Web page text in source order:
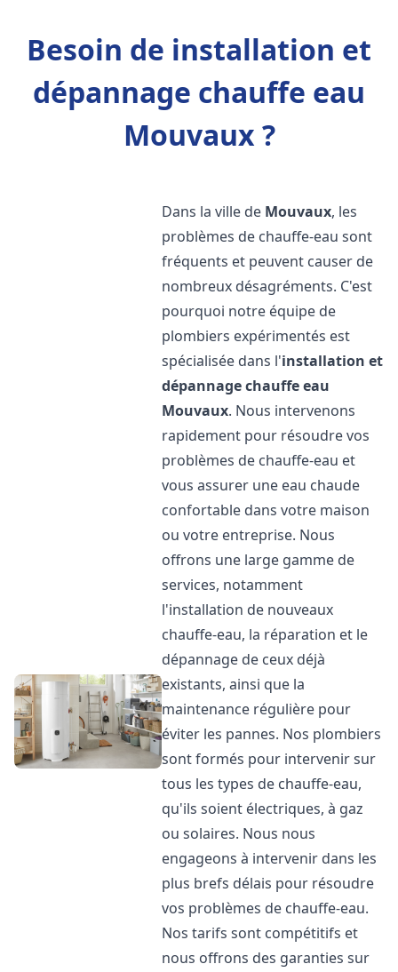
Besoin de installation et
dépannage chauffe eau
Mouvaux ?
Dans la ville de Mouvaux, les
problèmes de chauffe-eau sont
fréquents et peuvent causer de
nombreux désagréments. C'est
pourquoi notre équipe de
plombiers expérimentés est
spécialisée dans l'installation et
dépannage chauffe eau
Mouvaux. Nous intervenons
rapidement pour résoudre vos
problèmes de chauffe-eau et
vous assurer une eau chaude
confortable dans votre maison
ou votre entreprise. Nous
offrons une large gamme de
services, notamment
l'installation de nouveaux
chauffe-eau, la réparation et le
dépannage de ceux déjà
existants, ainsi que la
maintenance régulière pour
éviter les pannes. Nos plombiers
sont formés pour intervenir sur
tous les types de chauffe-eau,
qu'ils soient électriques, à gaz
ou solaires. Nous nous
engageons à intervenir dans les
plus brefs délais pour résoudre
vos problèmes de chauffe-eau.
Nos tarifs sont compétitifs et
nous offrons des garanties sur